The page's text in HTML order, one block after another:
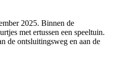
2025. Binnen de
met ertussen een speeltuin.
de ontsluitingsweg en aan de